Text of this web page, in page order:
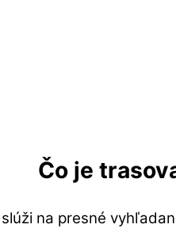
Čo je
na presné